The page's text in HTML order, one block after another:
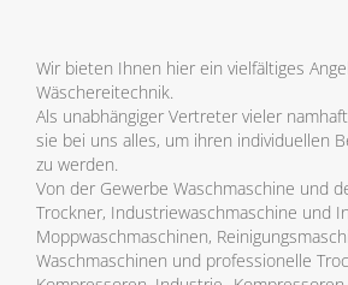
Wir bieten Ihnen hier ein vielfältiges
Wäschereitechnik.
Als unabhängiger Vertreter vieler
sie bei uns alles, um ihren individuellen
zu werden.
Von der Gewerbe Waschmaschine und
Trockner, Industriewaschmaschine und
Moppwaschmaschinen,
Waschmaschinen und professionelle